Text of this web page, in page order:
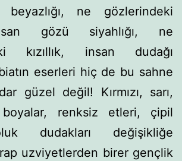
ne gözlerindeki
gözü siyahlığı, ne
kızıllık, insan dudağı
eserleri hiç de bu sahne
güzel değil! Kırmızı, sarı,
renksiz et­leri, çipil
dudakları değişikliğe
uzviyetlerden birer gençlik